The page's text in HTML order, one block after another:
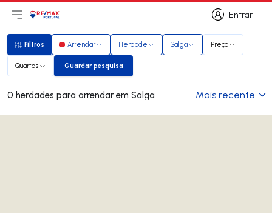
Entrar
Entrar
Abri menu principal
LogoIr para página inicial
Filtros
Filtros Arrendar Herdade Salga Preço
Quartos Guardar pesquisa
Guardar pesquisa
0 herdades para arrendar em Salga Mais recente